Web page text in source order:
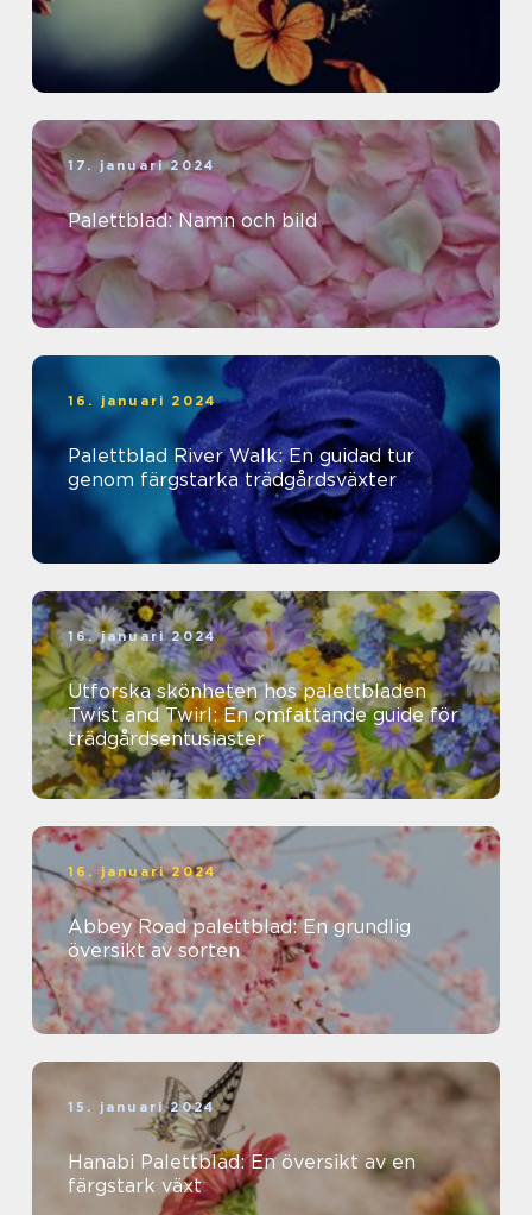
17. januari 2024
Palettblad: Namn och bild
16. januari 2024
Palettblad River Walk: En guidad tur
genom färgstarka trädgårdsväxter
16. januari 2024
Utforska skönheten hos palettbladen
Twist and Twirl: En omfattande guide för
trädgårdsentusiaster
16. januari 2024
Abbey Road palettblad: En grundlig
översikt av sorten
15. januari 2024
Hanabi Palettblad: En översikt av en
färgstark växt